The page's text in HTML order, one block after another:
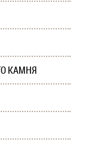
КАМНЯ